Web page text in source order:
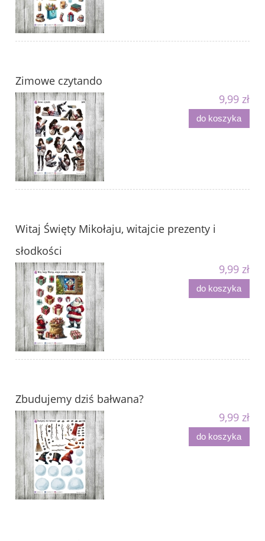
Zimowe czytando
9,99 zł
do koszyka
Witaj Święty Mikołaju, witajcie prezenty i
słodkości
9,99 zł
do koszyka
Zbudujemy dziś bałwana?
9,99 zł
do koszyka